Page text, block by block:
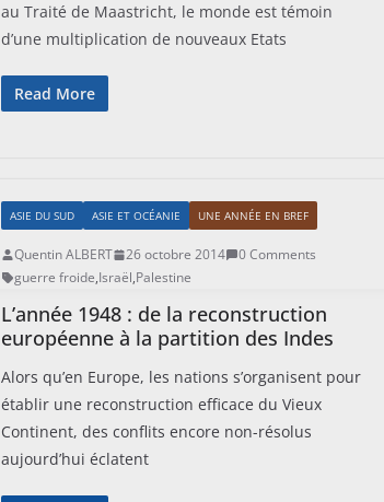
au Traité de Maastricht, le monde est témoin
d’une multiplication de nouveaux Etats
Read More
ASIE DU SUD ASIE ET OCÉANIE UNE ANNÉE EN BREF
Quentin ALBERT 26 octobre 2014
0 Comments
guerre froide,Israël,Palestine
L’année 1948 : de la reconstruction
européenne à la partition des Indes
Alors qu’en Europe, les nations s’organisent pour
établir une reconstruction efficace du Vieux
Continent, des conflits encore non-résolus
aujourd’hui éclatent